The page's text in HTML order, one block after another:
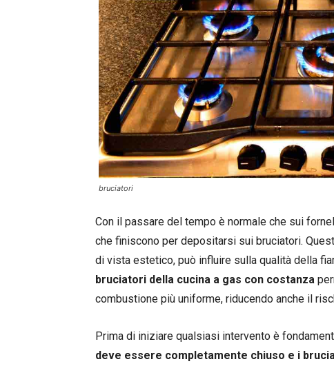
bruciatori
Con il passare del tempo è normale che sui
che finiscono per depositarsi sui bruciatori.
di vista estetico, può influire sulla qualità della
bruciatori della cucina a gas con costanza
combustione più uniforme, riducendo anche il
Prima di iniziare qualsiasi intervento è
deve essere completamente chiuso e i